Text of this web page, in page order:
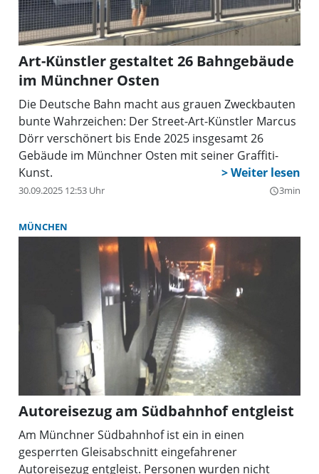
Art-Künstler gestaltet 26 Bahngebäude
im Münchner Osten
Die Deutsche Bahn macht aus grauen Zweckbauten
bunte Wahrzeichen: Der Street-Art-Künstler Marcus
Dörr verschönert bis Ende 2025 insgesamt 26
Gebäude im Münchner Osten mit seiner Graffiti-
Kunst.
30.09.2025 12:53 Uhr query_builder3min
MÜNCHEN
Autoreisezug am Südbahnhof entgleist
Am Münchner Südbahnhof ist ein in einen
gesperrten Gleisabschnitt eingefahrener
Autoreisezug entgleist. Personen wurden nicht